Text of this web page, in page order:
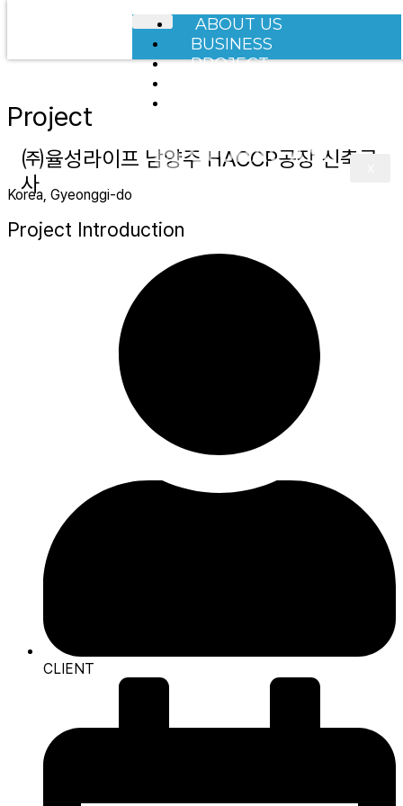
ABOUT US
BUSINESS
PROJECT
Project
㈜율성라이프 남양주 HACCP공장 신축공
사
Korea, Gyeonggi-do
Project Introduction
CLIENT